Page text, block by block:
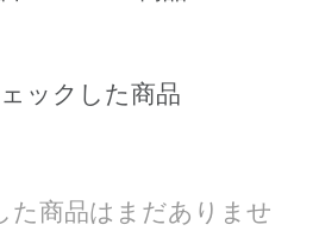
ックした商品
た商品はまだありませ